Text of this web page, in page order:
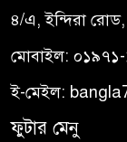
৪/এ, ইন্দিরা রোড,
মোবাইল:
ই-মেইল:
ফুটার মেনু